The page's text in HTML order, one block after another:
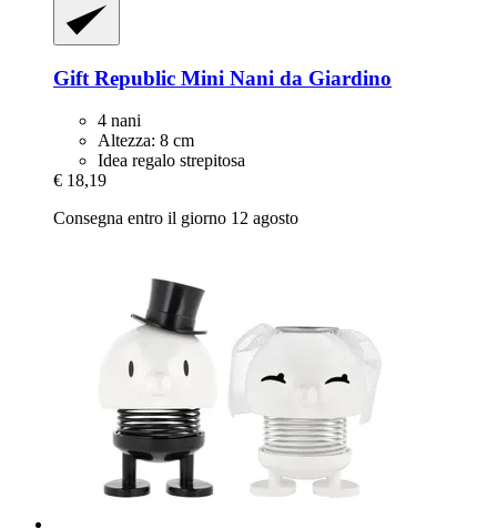
Gift Republic Mini Nani da Giardino
4 nani
Altezza: 8 cm
Idea regalo strepitosa
€ 18,19
Consegna entro il giorno 12 agosto